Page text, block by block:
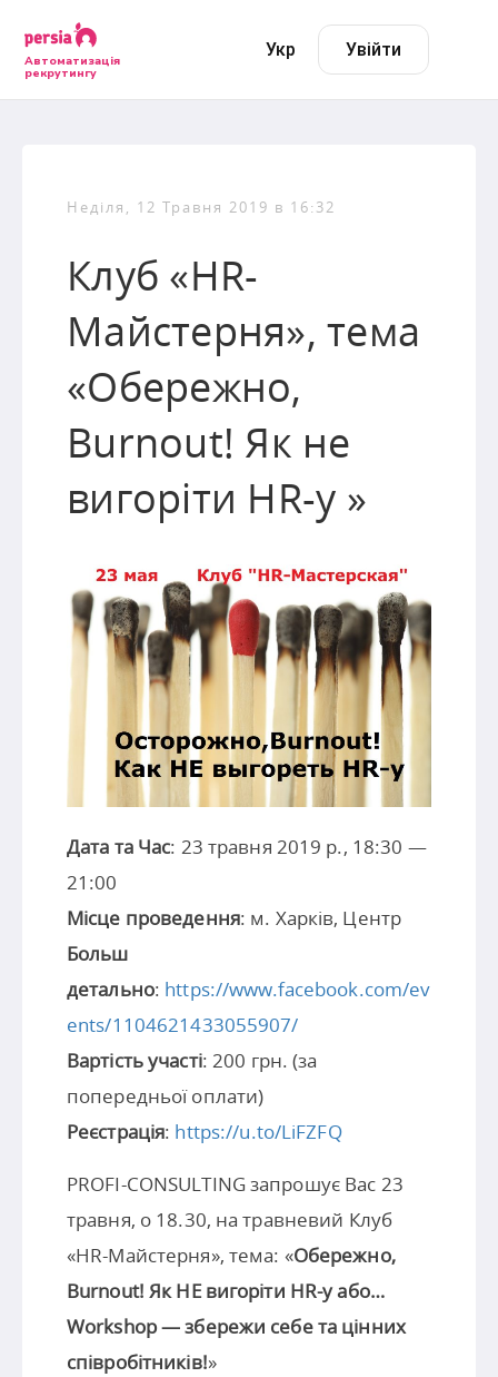
Автоматизація
рекрутингу
Укр Увійти
Неділя, 12 Травня 2019 в 16:32
Клуб «HR-
Майстерня», тема
«Обережно,
Burnout! Як не
вигоріти HR-у »
Дата та Час: 23 травня 2019 р., 18:30 —
21:00
Місце проведення: м. Харків, Центр
Больш
детально: https://www.facebook.com/ev
ents/1104621433055907/
Вартість участі: 200 грн. (за
попередньої оплати)
Реєстрація: https://u.to/LiFZFQ
PROFI-CONSULTING запрошує Вас 23
травня, о 18.30, на травневий Клуб
«HR-Майстерня», тема: «Обережно,
Burnout! Як НЕ вигоріти HR-у або…
Workshop — збережи себе та цінних
співробітників!»